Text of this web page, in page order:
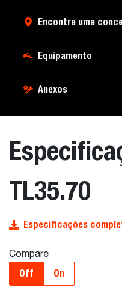
Encontre uma
Equipamento
Anexos
TL35.70
Especificações
Compare
Off On